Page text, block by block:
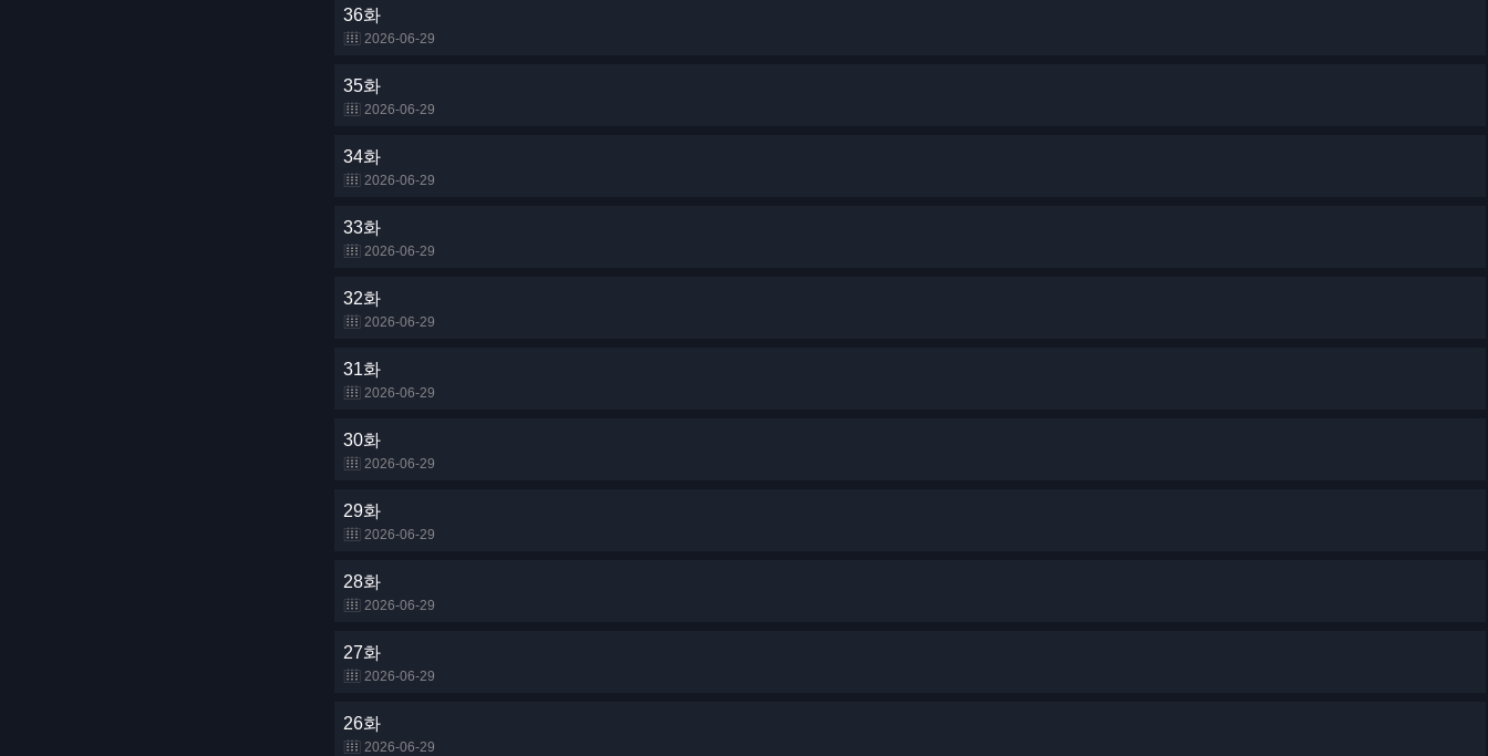
36화
2026-06-29
35화
2026-06-29
34화
2026-06-29
33화
2026-06-29
32화
2026-06-29
31화
2026-06-29
30화
2026-06-29
29화
2026-06-29
28화
2026-06-29
27화
2026-06-29
26화
2026-06-29